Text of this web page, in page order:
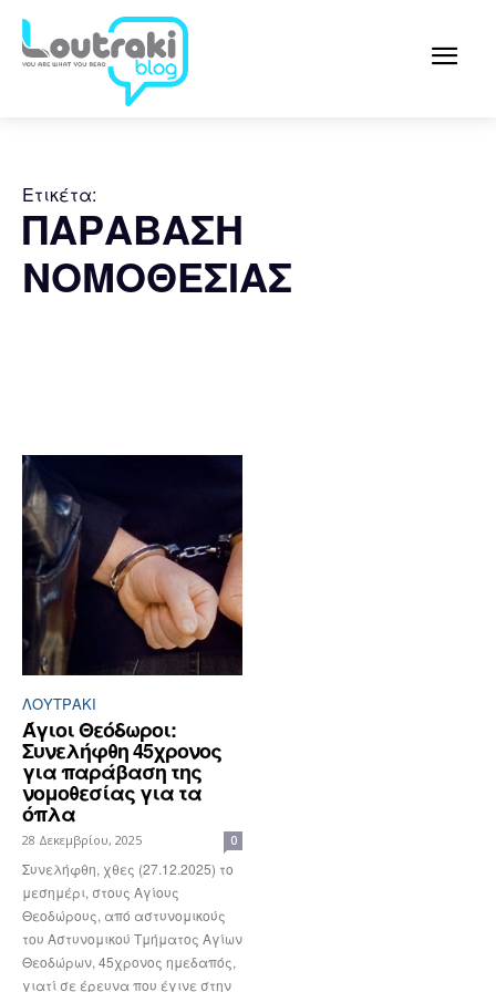
Ετικέτα:
ΠΑΡΑΒΑΣΗ
ΝΟΜΟΘΕΣΙΑΣ
ΛΟΥΤΡΆΚΙ
Άγιοι Θεόδωροι:
Συνελήφθη 45χρονος
για παράβαση της
νομοθεσίας για τα
όπλα
28 Δεκεμβρίου, 2025 0
Συνελήφθη, χθες (27.12.2025) το
μεσημέρι, στους Αγίους
Θεοδώρους, από αστυνομικούς
του Αστυνομικού Τμήματος Αγίων
Θεοδώρων, 45χρονος ημεδαπός,
γιατί σε έρευνα που έγινε στην